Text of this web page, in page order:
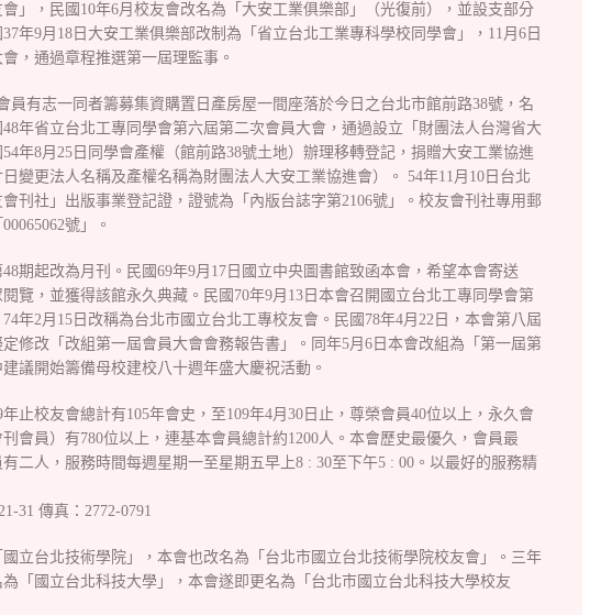
」，民國10年6月校友會改名為「大安工業俱樂部」（光復前），並設支部分
年9月18日大安工業俱樂部改制為「省立台北工業專科學校同學會」，11月6日
，通過章程推選第一屆理監事。
員有志一同者籌募集資購置日產房屋一間座落於今日之台北市館前路38號，名
年省立台北工專同學會第六屆第二次會員大會，通過設立「財團法人台灣省大
年8月25日同學會產權（館前路38號土地）辦理移轉登記，捐贈大安工業協進
變更法人名稱及產權名稱為財團法人大安工業協進會）。 54年11月10日台北
刊社」出版事業登記證，證號為「內版台誌字第2106號」。校友會刊社專用郵
號」。
期起改為月刊。民國69年9月17日國立中央圖書館致函本會，希望本會寄送
閱覽，並獲得該館永久典藏。民國70年9月13日本會召開國立台北工專同學會第
年2月15日改稱為台北市國立台北工專校友會。民國78年4月22日，本會第八屆
修改「改組第一屆會員大會會務報告書」。同年5月6日本會改組為「第一屆第
議開始籌備母校建校八十週年盛大慶祝活動。
止校友會總計有105年會史，至109年4月30日止，尊榮會員40位以上，永久會
會員）有780位以上，連基本會員總計約1200人。本會歷史最優久，會員最
二人，服務時間每週星期一至星期五早上8 : 30至下午5 : 00。以最好的服務精
31 傳真：2772-0791
國立台北技術學院」，本會也改名為「台北市國立台北技術學院校友會」。三年
「國立台北科技大學」，本會遂即更名為「台北市國立台北科技大學校友